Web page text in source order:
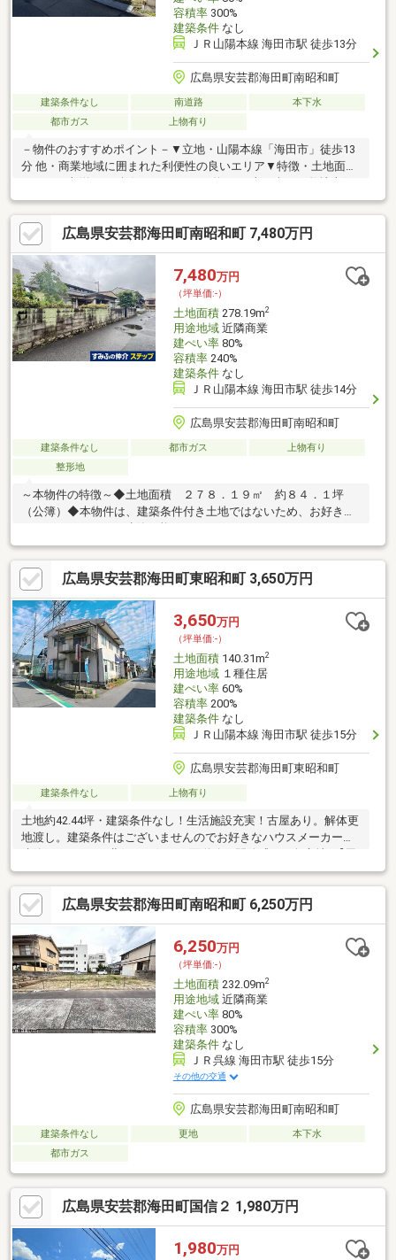
容積率300%
建築条件なし
ＪＲ山陽本線 海田市駅 徒歩13分
広島県安芸郡海田町南昭和町
建築条件なし 南道路
本下水
都市ガス
上物有り
－物件のおすすめポイント－▼立地・山陽本線「海田市」徒歩13
分 他・商業地域に囲まれた利便性の良いエリア▼特徴・土地面積
278.19平米(約84.15坪)※セットバック約2.2平米を含む・敷地南側
は海田町道、北側は通路・南側の間口は約21.8m・お好きなハウ
スメーカー・工務店で建築可能▼周辺環境・マックスバリュ海田
店 徒歩4分(約320m)・海田町立海田小学校 徒歩4分(約300m)※現況
地目:田※容積率は前面道路幅員により160％に制限されます■ ご希
望の住まい探しをお手伝いします ━━━━━・・・物件の詳細・
ご相談はお気軽にお問い合わせください。
広島県安芸郡海田町南昭和町 7,480万円
7,480万円
（坪単価:-）
土地面積278.19m2
用途地域近隣商業
建ぺい率80%
容積率240%
建築条件なし
ＪＲ山陽本線 海田市駅 徒歩14分
広島県安芸郡海田町南昭和町
建築条件なし 都市ガス
上物有り
整形地
～本物件の特徴～◆土地面積 ２７８．１９㎡ 約８４．１坪
（公簿）◆本物件は、建築条件付き土地ではないため、お好きな
広島県安芸郡海田町東昭和町 3,650万円
3,650万円
（坪単価:-）
土地面積140.31m2
用途地域１種住居
建ぺい率60%
容積率200%
建築条件なし
ＪＲ山陽本線 海田市駅 徒歩15分
広島県安芸郡海田町東昭和町
建築条件なし 上物有り
土地約42.44坪・建築条件なし！生活施設充実！古屋あり。解体更
地渡し。建築条件はございませんのでお好きなハウスメーカーで
辺環境】・alzo 万惣 海田店 徒歩約4分・コスモス薬局海田東店 徒
歩約4分・ユアーズ東海田店 徒歩約5分・セブンイレブン広島海田
幸町店 徒歩約6分・幼保連携型こうわ認定こども園海田第二 徒歩
約6分・海田小学校 徒歩約7分・ 海田町立海田中学校 徒歩約9分・
海田町役場 徒歩約12分・東海田郵便局 徒歩約8分
広島県安芸郡海田町南昭和町 6,250万円
6,250万円
（坪単価:-）
土地面積232.09m2
用途地域近隣商業
建ぺい率80%
容積率300%
建築条件なし
ＪＲ呉線 海田市駅 徒歩15分
その他の交通
広島県安芸郡海田町南昭和町
建築条件なし 更地
本下水
都市ガス
広島県安芸郡海田町国信２ 1,980万円
1,980万円